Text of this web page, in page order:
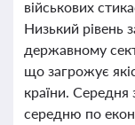
військових
Низький рівень
державному
що загрожує
країни. Середня
середню по